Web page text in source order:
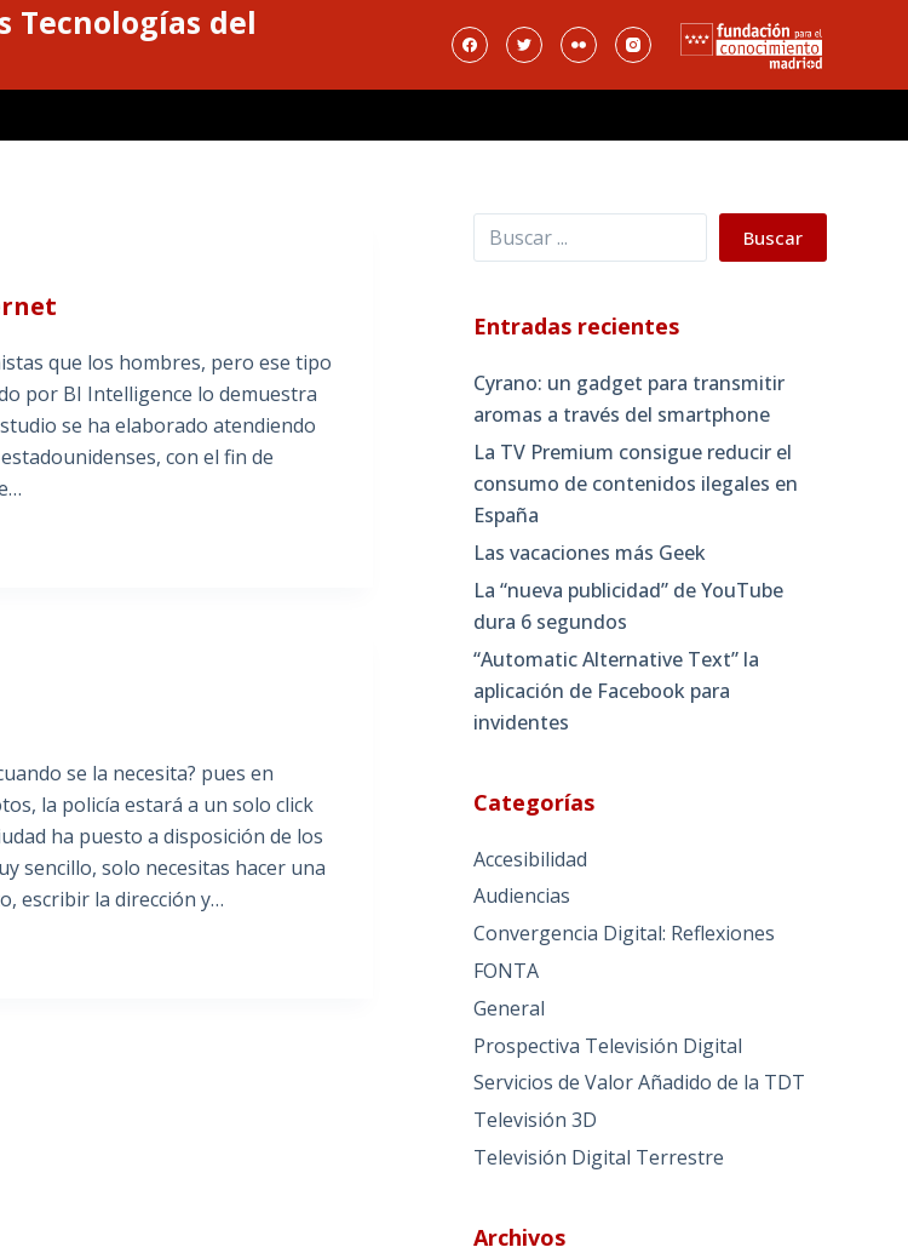
Tecnologías del
que los hombres, pero ese tipo
por BI Intelligence lo demuestra
se ha elaborado atendiendo
con el fin de
se la necesita? pues en
la policía estará a un solo click
ha puesto a disposición de los
sencillo, solo necesitas hacer una
escribir la dirección y…
Buscar Buscar
Entradas recientes
Cyrano: un gadget para transmitir
aromas a través del smartphone
La TV Premium consigue reducir el
consumo de contenidos ilegales en
España
Las vacaciones más Geek
La “nueva publicidad” de YouTube
dura 6 segundos
“Automatic Alternative Text” la
aplicación de Facebook para
invidentes
Categorías
Accesibilidad
Audiencias
Convergencia Digital: Reflexiones
FONTA
General
Prospectiva Televisión Digital
Servicios de Valor Añadido de la TDT
Televisión 3D
Televisión Digital Terrestre
Archivos